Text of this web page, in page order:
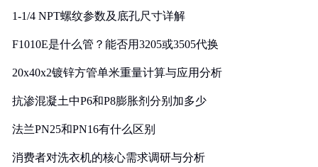
1-1/4 NPT螺纹参数及底孔尺寸详解
F1010E是什么管？能否用3205或3505代换
20x40x2镀锌方管单米重量计算与应用分析
抗渗混凝土中P6和P8膨胀剂分别加多少
法兰PN25和PN16有什么区别
消费者对洗衣机的核心需求调研与分析